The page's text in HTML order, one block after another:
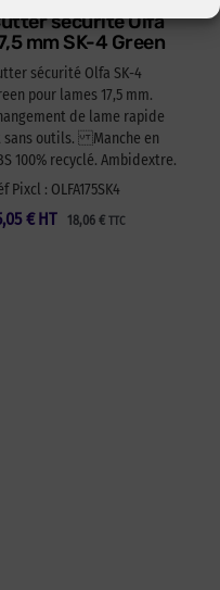
sécurité Olfa
mm SK-4 Green
sécurité Olfa SK-4
pour lames 17,5 mm.
de lame rapide
sans outils. Manche en
100% recyclé. Ambidextre.
Pixcl : OLFA175SK4
€ 18,06 € TTC
HT